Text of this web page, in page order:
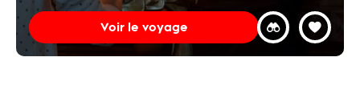
Voir le voyage